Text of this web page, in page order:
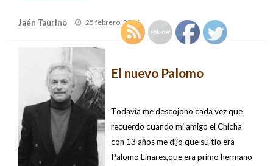
Jaén Taurino
Publicado
25 febrero, 2006
El nuevo Palomo
Todavía me descojono cada vez que
recuerdo cuando mi amigo el Chicha
con 13 años me dijo que su tio era
Palomo Linares,que era primo hermano